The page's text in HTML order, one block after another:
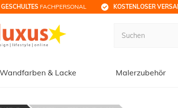
FACHPERSONAL KOSTENLOSER
Wandfarben & Lacke Malerzubehör